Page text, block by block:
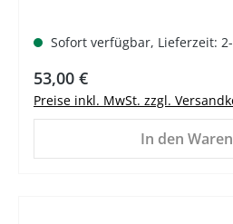
Sofort verfügbar, Lieferzeit:
Regulärer Preis:
53,00 €
Preise inkl. MwSt. zzgl.
In den